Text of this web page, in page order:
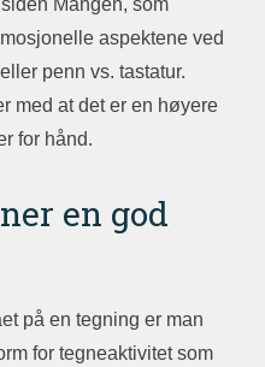
Mangen, som
aspektene ved
penn vs. tastatur.
med at det er en høyere
for hånd.
en god
på en tegning er man
for tegneaktivitet som